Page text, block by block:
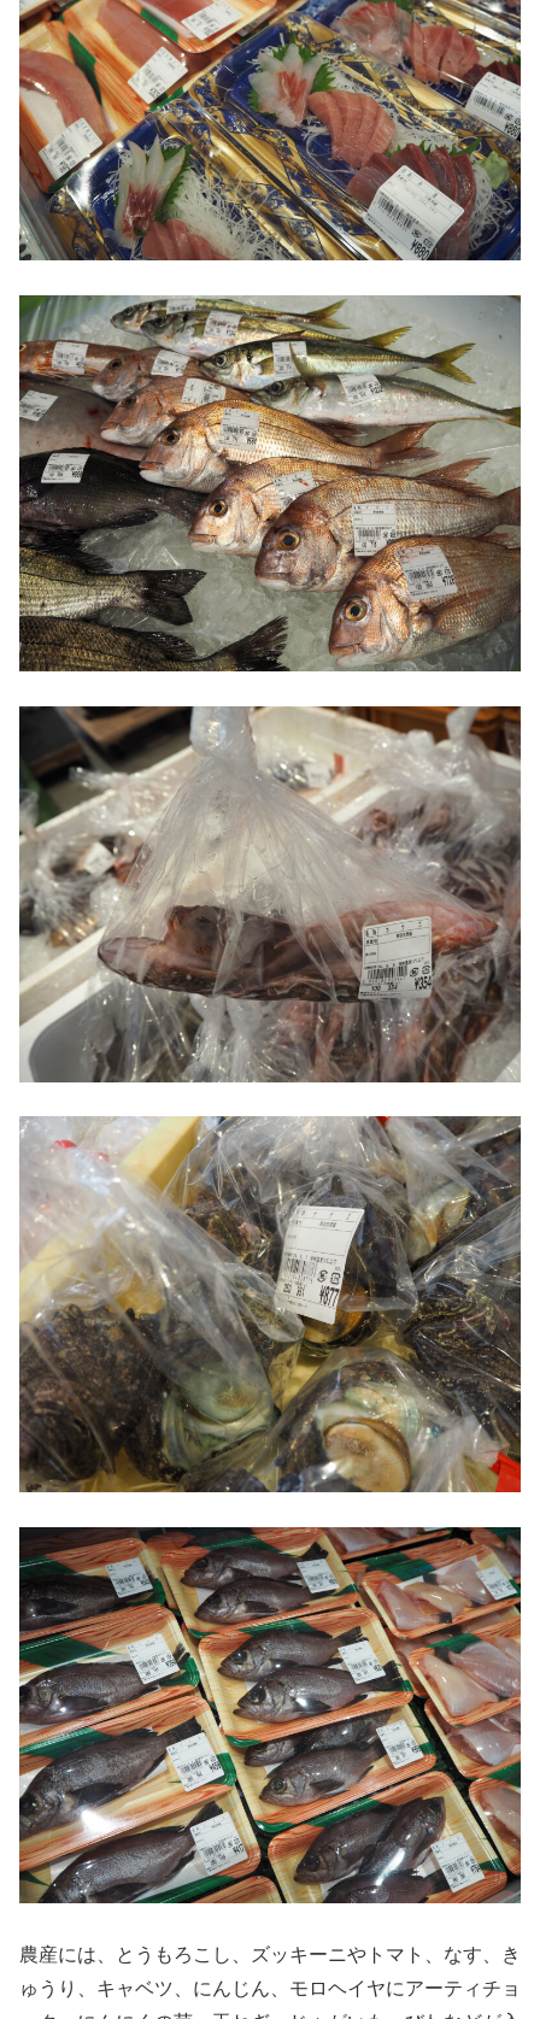
農産には、とうもろこし、ズッキーニやトマト、なす、き
ゅうり、キャベツ、にんじん、モロヘイヤにアーティチョ